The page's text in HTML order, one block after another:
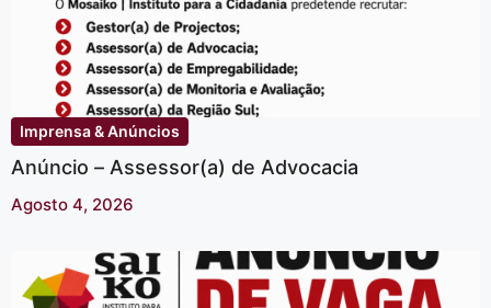
Imprensa & Anúncios
Anúncio – Assessor(a) de Advocacia
Agosto 4, 2026